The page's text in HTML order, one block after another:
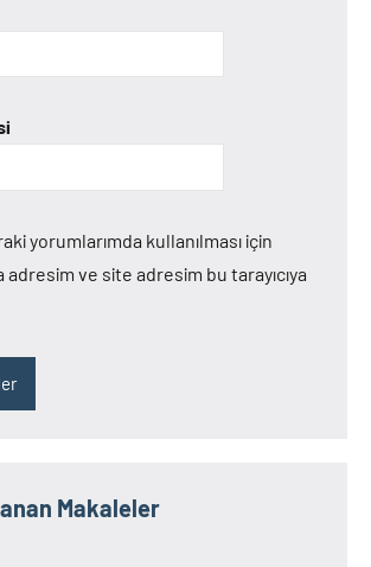
yorumlarımda kullanılması için
adresim ve site adresim bu tarayıcıya
Makaleler